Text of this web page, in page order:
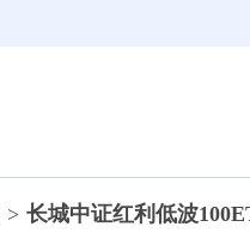
长城中证红利低波